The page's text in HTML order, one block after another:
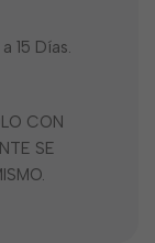
15 Días.
CON
SE